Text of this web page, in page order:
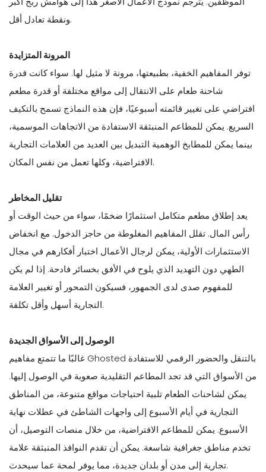
ونقطة تعادل أقل.
المرونة المتزايدة
توفر المفاهيم الخفية، بطبيعتها، مرونة لا مثيل لها. سواء كانت قدرة
شاحنة طعام على الانتقال إلى مواقع مختلفة أو قدرة مطعم
افتراضي على تغيير قائمته أسبوعيًا، فإن هذه النماذج تسمح بالتكيف
السريع. يمكن للمطاعم المنبثقة الاستفادة من الاتجاهات الموسمية،
بينما يمكن للمطابخ الوهمية التبديل بين العديد من العلامات التجارية
الافتراضية، وكلها تعمل من نفس المكان.
تقليل المخاطر
يعد إطلاق مطعم متكامل استثمارًا ضخمًا، سواء من حيث الوقت أو
رأس المال. تقلل المفاهيم المغلوطة من حاجز الدخول. مع انخفاض
الاستثمارات الأولية، يمكن لرجال الأعمال اختبار أفكارهم في مجال
الطهي دون التهديد الذي يلوح في الأفق بخسائر فادحة. إذا لم يكن
للمفهوم صدى لدى الجمهور، فسيكون التمحور أو تغيير العلامة
التجارية أسهل وأقل تكلفة.
الوصول إلى الأسواق الجديدة
غالبًا ما تتمتع مفاهيم Ghosted بالتنقل والحضور الرقمي للاستفادة
من الأسواق التي قد تجد المطاعم التقليدية صعوبة في الوصول إليها.
يمكن لشاحنات الطعام تلبية احتياجات مواقع متنوعة، من المناطق
التجارية في أيام الأسبوع إلى واجهات الشاطئ في عطلات نهاية
الأسبوع. يمكن للمطاعم الافتراضية، من خلال منصات التوصيل، أن
تخدم مناطق جغرافية شاسعة. يمكن أن تقدم النوافذ المنبثقة علامة
تجارية إلى مدن أو بلدان جديدة، مما يوفر لمحة عما سيحدث.